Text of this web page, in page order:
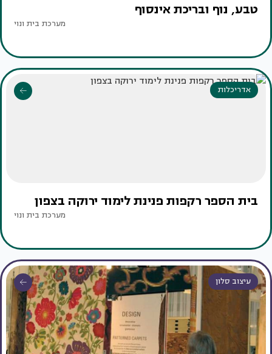
טבע, נוף ובריכת אינסוף
מערכת בית ונוי
אדריכלות
בית הספר רקפות פנינת לימוד ירוקה בצפון
מערכת בית ונוי
עיצוב סלון